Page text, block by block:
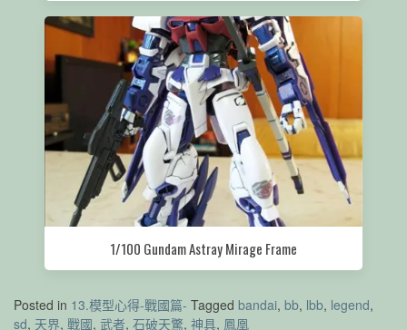
1/100 Gundam Astray Mirage Frame
Posted in 13.模型心得-戰國篇- Tagged bandai, bb, lbb, legend,
sd, 天界, 戰國, 武者, 石破天驚, 神具, 鳳凰